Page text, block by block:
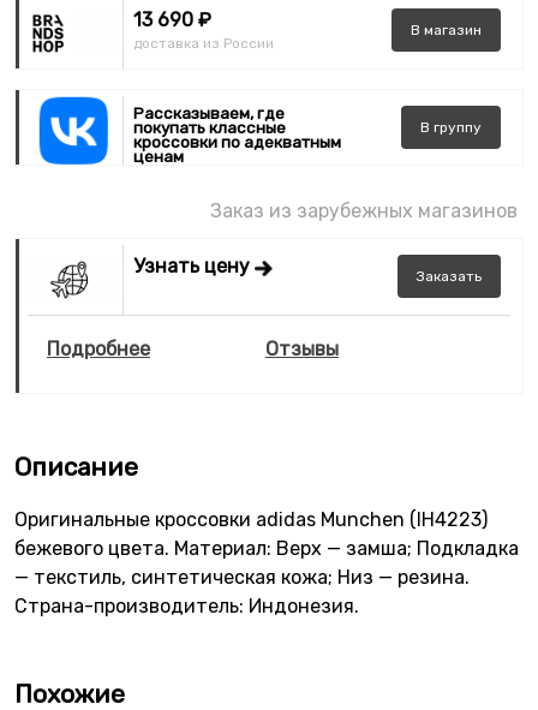
13 690 ₽
доставка из России
В магазин
Рассказываем, где
покупать классные
кроссовки по адекватным
ценам
В группу
Заказ из зарубежных магазинов
Узнать цену Заказать
Подробнее Отзывы
Описание
Оригинальные кроссовки adidas Munchen (IH4223)
бежевого цвета. Материал: Верх — замша; Подкладка
— текстиль, синтетическая кожа; Низ — резина.
Страна-производитель: Индонезия.
Похожие